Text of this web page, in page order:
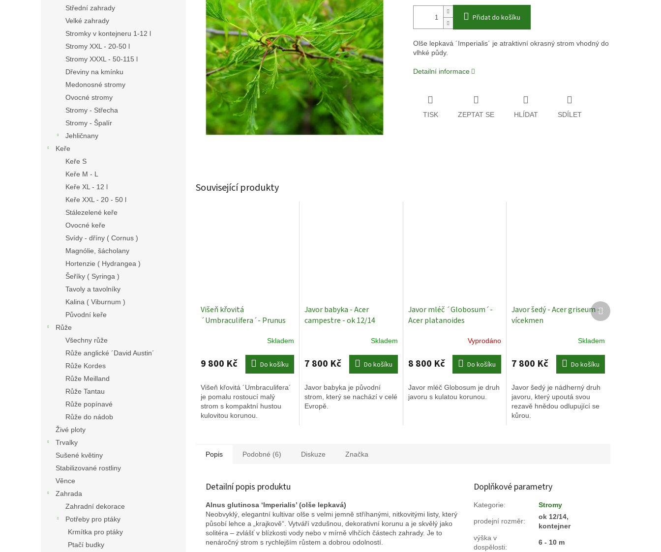
Střední zahrady
Velké zahrady
Stromky v kontejneru 1-12 l
Stromy XXL - 20-50 l
Stromy XXXL - 50-115 l
Dřeviny na kmínku
Medonosné stromy
Ovocné stromy
Stromy - Střecha
Stromy - Špalír
Jehličnany
Keře
Keře S
Keře M - L
Keře XL - 12 l
Keře XXL - 20 - 50 l
Stálezelené keře
Ovocné keře
Svídy - dříny ( Cornus )
Magnólie, šácholany
Hortenzie ( Hydrangea )
Šeříky ( Syringa )
Tavoly a tavolníky
Kalina ( Viburnum )
Původní keře
Růže
Všechny růže
Růže anglické ´David Austin´
Růže Kordes
Růže Meilland
Růže Tantau
Růže popínavé
Růže do nádob
Živé ploty
Trvalky
Sušené květiny
Stabilizované rostliny
Věnce
Zahrada
Zahradní dekorace
Potřeby pro ptáky
Krmítka pro ptáky
Ptačí budky
Přidat do košíku
Olše lepkavá ´Imperialis´ je atraktivní okrasný strom vhodný do
vlhké půdy.
Detailní informace
TISK ZEPTAT SE HLÍDAT SDÍLET
Související produkty
Višeň křovitá
´Umbraculifera´- Prunus
OkrasnéSkladem
9 800 Kč Do košíku
Višeň křovitá ´Umbraculifera´
je pomalu rostoucí malý
strom s kompaktní hustou
kulovitou korunou.
Javor babyka - Acer
campestre - ok 12/14
Skladem
7 800 Kč Do košíku
Javor babyka je původní
strom, který se nachází v celé
Evropě.
Javor mléč ´Globosum´-
Acer platanoides
Vyprodáno
8 800 Kč Do košíku
Javor mléč Globosum je druh
javoru s kulatou korunou.
Javor šedý - Acer griseum -
vícekmen
Skladem
7 800 Kč Do košíku
Javor šedý je nádherný druh
javoru, který upoutá svou
rezavě hnědou odlupující se
kůrou.
Další
produkt
Popis Podobné (6) Diskuze Značka
Detailní popis produktu
Alnus glutinosa ‘Imperialis’ (olše lepkavá)
Neobvyklý, elegantní kultivar olše s velmi jemně stříhanými, nitkovitými listy, který
působí lehce a „krajkově“. Vytváří vzdušnou, dekorativní korunu a je skvělý jako
solitéra – zvlášť v blízkosti vody nebo v mírně vlhčích částech zahrady. Je to
nenáročný strom s rychlejším růstem a dobrou odolností.
Doplňkové parametry
Kategorie: Stromy
prodejní rozměr:
ok 12/14,
kontejner
výška v
dospělosti:
6 - 10 m